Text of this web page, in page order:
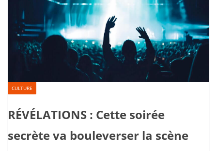
CULTURE
RÉVÉLATIONS : Cette soirée
secrète va bouleverser la scène